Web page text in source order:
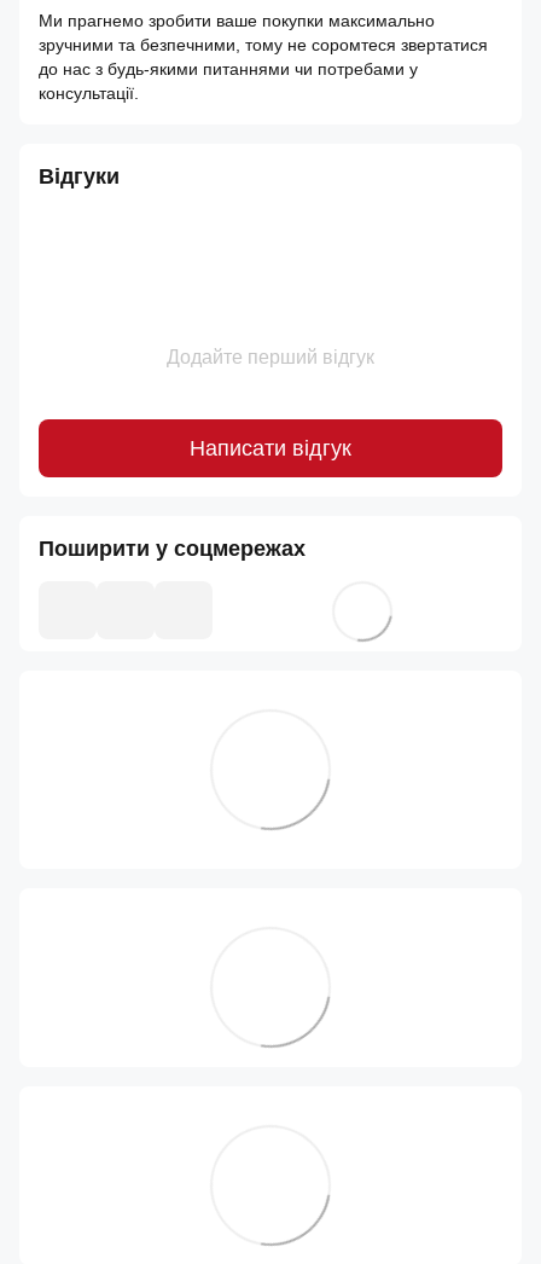
Ми прагнемо зробити ваше покупки максимально
зручними та безпечними, тому не соромтеся звертатися
до нас з будь-якими питаннями чи потребами у
консультації.
Відгуки
Додайте перший відгук
Написати відгук
Поширити у соцмережах